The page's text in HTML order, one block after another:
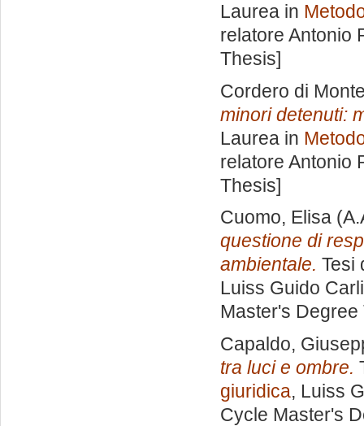
Laurea in
relatore Antonio
Thesis]
Cordero di
minori detenuti:
Laurea in
relatore Antonio
Thesis]
Cuomo, Elisa
questione di
ambientale. Tesi
Luiss Guido
Master's Degree
Capaldo,
tra luci e ombre.
giuridica, Luiss
Cycle Master's